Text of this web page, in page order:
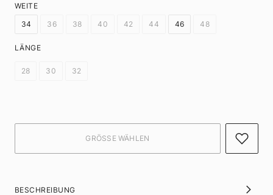
WEITE
34
36 38 40 42 44 46 48
LÄNGE
28 30 32
BESCHREIBUNG